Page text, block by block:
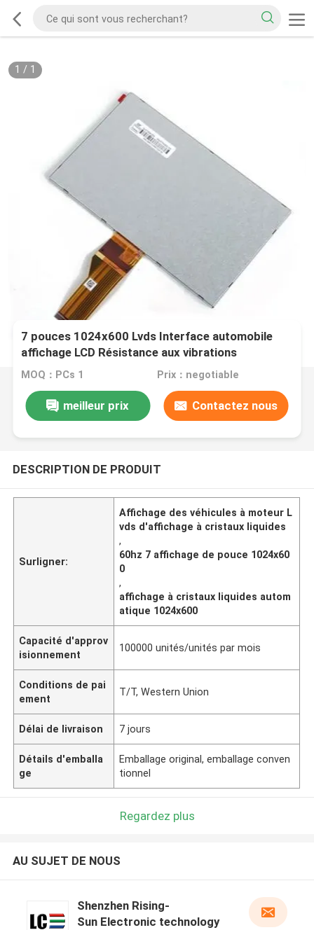
1 / 1
7 pouces 1024x600 Lvds Interface automobile
affichage LCD Résistance aux vibrations
MOQ：PCs 1 Prix：negotiable
meilleur prix Contactez nous
DESCRIPTION DE PRODUIT
Surligner:
Affichage des véhicules à moteur L
vds d'affichage à cristaux liquides
,
60hz 7 affichage de pouce 1024x60
0
,
affichage à cristaux liquides autom
atique 1024x600
Capacité d'approv
isionnement
100000 unités/unités par mois
Conditions de pai
ement
T/T, Western Union
Délai de livraison 7 jours
Détails d'emballa
ge
Emballage original, emballage conven
tionnel
Regardez plus
AU SUJET DE NOUS
Shenzhen Rising-
Sun Electronic technology